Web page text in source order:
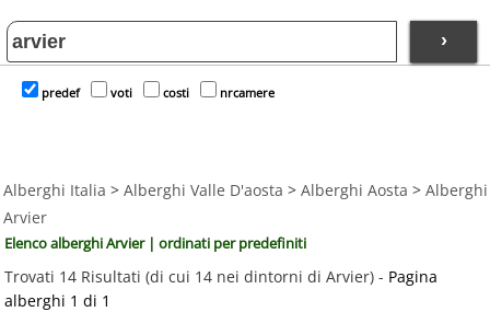
›
predef voti costi nrcamere
Alberghi Italia > Alberghi Valle D'aosta > Alberghi Aosta > Alberghi
Arvier
Elenco alberghi Arvier | ordinati per predefiniti
Trovati 14 Risultati (di cui 14 nei dintorni di Arvier) - Pagina
alberghi 1 di 1